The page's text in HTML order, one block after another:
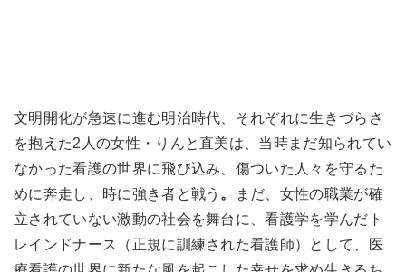
文明開化が急速に進む明治時代、それぞれに生きづらさ
を抱えた2人の女性・りんと直美は、当時まだ知られてい
なかった看護の世界に飛び込み、傷ついた人々を守るた
めに奔走し、時に強き者と戦う 。
まだ、女性の職業が確
立されていない激動の社会を舞台に、看護学を学んだト
レインドナース（正規に訓練された看護師）として、医